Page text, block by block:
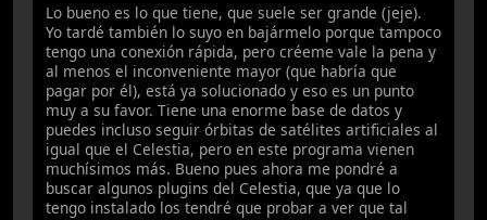
Lo bueno es lo que tiene, que suele ser grande (jeje).
Yo tardé también lo suyo en bajármelo porque tampoco
tengo una conexión rápida, pero créeme vale la pena y
al menos el inconveniente mayor (que habría que
pagar por él), está ya solucionado y eso es un punto
muy a su favor. Tiene una enorme base de datos y
puedes incluso seguir órbitas de satélites artificiales al
igual que el Celestia, pero en este programa vienen
muchísimos más. Bueno pues ahora me pondré a
buscar algunos plugins del Celestia, que ya que lo
tengo instalado los tendré que probar a ver que tal